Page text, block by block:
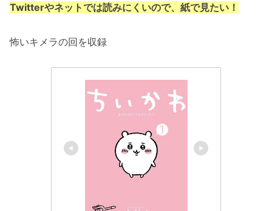
Twitterやネットでは読みにくいので、紙で見たい！
怖いキメラの回を収録